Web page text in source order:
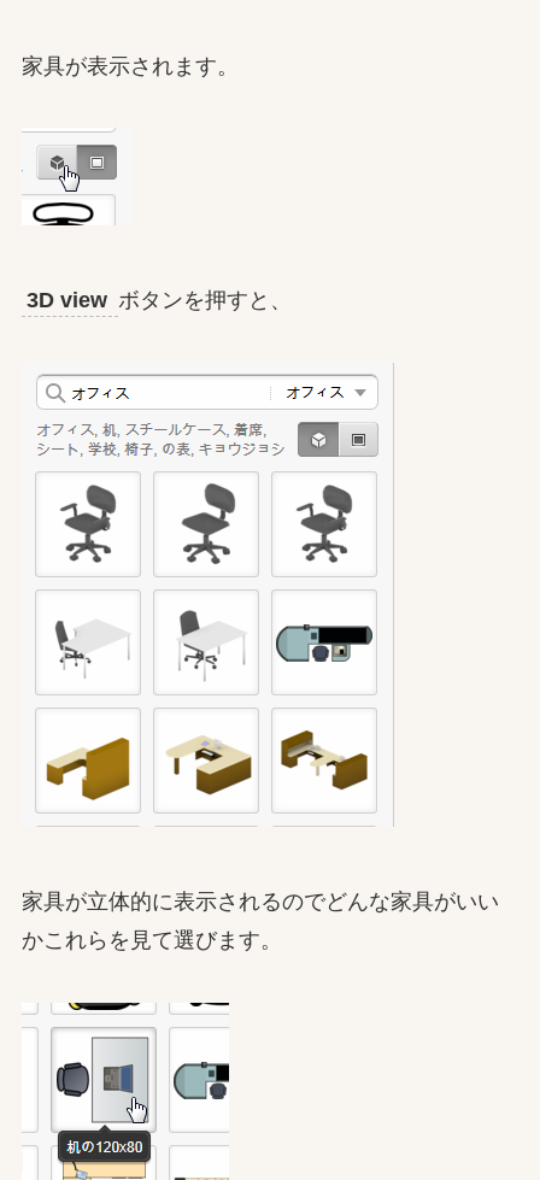
家具が表示されます。
3D view ボタンを押すと、
家具が立体的に表示されるのでどんな家具がいい
かこれらを見て選びます。